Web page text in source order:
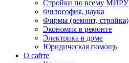
Стройки по всему МИРУ
Философия, наука
Фирмы (ремонт, стройка)
Экономия в ремонте
Электрика в доме
Юридическая помощь
О сайте